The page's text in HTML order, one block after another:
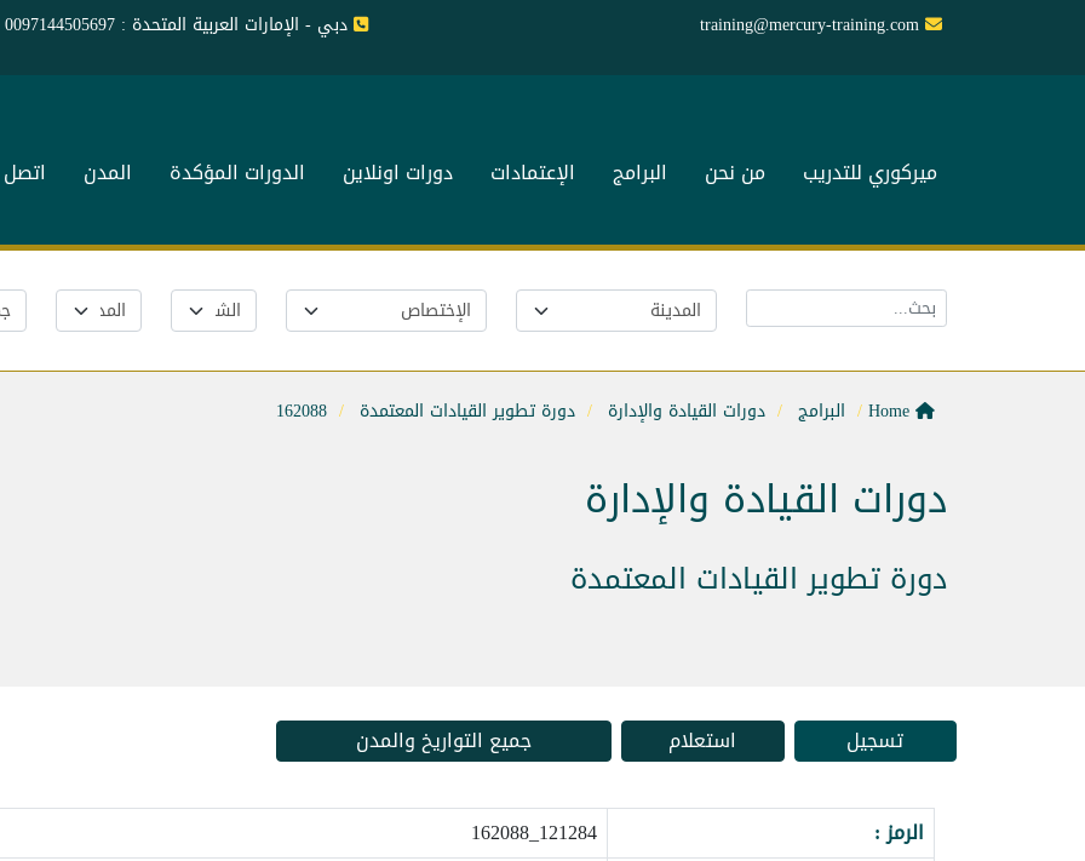
training@mercury-training.com دبي - الإمارات العربية المتحدة : 0097144505697
ميركوري للتدريب من نحن البرامج الإعتمادات دورات اونلاين الدورات المؤكدة المدن اتصل
البرامج دورات القيادة والإدارة دورة تطوير القيادات المعتمدة 162088
دورات القيادة والإدارة
دورة تطوير القيادات المعتمدة
تسجيل استعلام جميع التواريخ والمدن
الرمز :
121284_162088